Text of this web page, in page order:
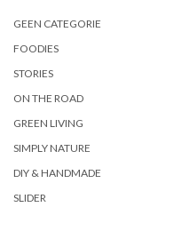
GEEN CATEGORIE
FOODIES
STORIES
ON THE ROAD
GREEN LIVING
SIMPLY NATURE
DIY & HANDMADE
SLIDER